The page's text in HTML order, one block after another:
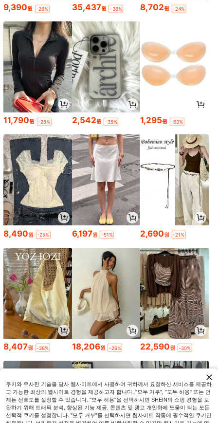
9,390원 -26% 35,437원 -36% 8,702원 -24%
11,790원 -26% 2,542원 -35% 1,295원 -63%
8,490원 -25% 6,197원 -51% 2,690원 -21%
8,407원 -38% 18,206원 -26% 22,590원 -30%
쿠키와 유사한 기술을 당사 웹사이트에서 사용하여 귀하께서 요청하신 서비스를 제공하
고 가능한 최상의 웹사이트 경험을 제공하고자 합니다. "모두 거부", "모두 허용" 또는 언
제든 선호도를 설정할 수 있습니다. "모두 허용"을 선택하시면 SHEIN의 쇼핑 경험을 보
완하기 위해 트래픽 분석, 향상된 기능 제공, 콘텐츠 및 광고 개인화에 도움이 되는 모든
선택적 쿠키를 설정합니다. "모두 거부"를 선택하시면 웹사이트 작동에 필수적인 쿠키만